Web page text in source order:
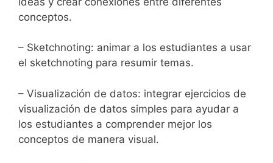
conceptos.
– Sketchnoting: animar a los estudiantes a usar
el sketchnoting para resumir temas.
– Visualización de datos: integrar ejercicios de
visualización de datos simples para ayudar a
los estudiantes a comprender mejor los
conceptos de manera visual.